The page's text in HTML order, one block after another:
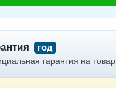
год
гарантия на товар